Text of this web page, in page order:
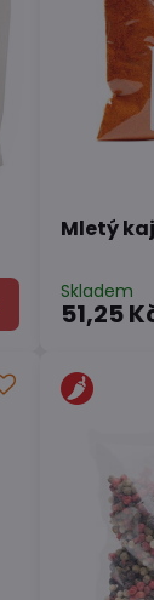
Mletý
Skladem
51,25